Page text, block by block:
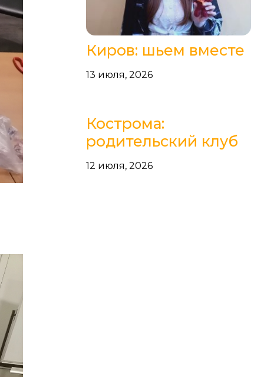
Киров: шьем вместе
13 июля, 2026
Кострома:
родительский клуб
12 июля, 2026